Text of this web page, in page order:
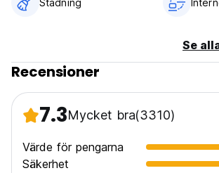
Incheckning 15:00.
Betalning vid ankomst med kontanter eller
Frukost ingår ej.
Åldersbegränsning i sovsalar, mindre än 40
Handdukar ingår endast i tvåbäddsrum
(Auto-translated from original language)
Städning
Se
Recensioner
7.3Mycket bra(3310)
Värde för pengarna
Säkerhet